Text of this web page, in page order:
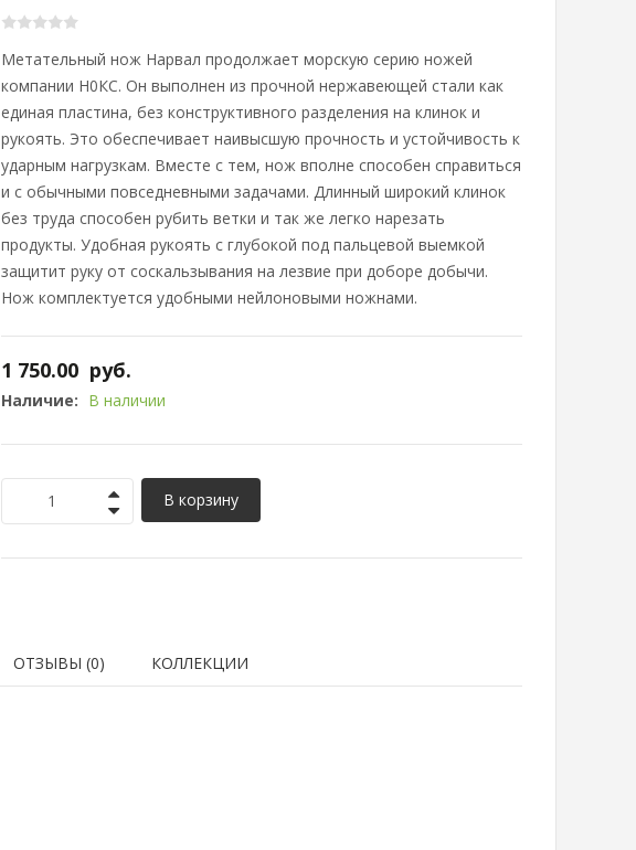
Метательный нож Нарвал продолжает морскую серию ножей
компании Н0КС. Он выполнен из прочной нержавеющей стали как
единая пластина, без конструктивного разделения на клинок и
рукоять. Это обеспечивает наивысшую прочность и устойчивость к
ударным нагрузкам. Вместе с тем, нож вполне способен справиться
и с обычными повседневными задачами. Длинный широкий клинок
без труда способен рубить ветки и так же легко нарезать
продукты. Удобная рукоять с глубокой под пальцевой выемкой
защитит руку от соскальзывания на лезвие при доборе добычи.
Нож комплектуется удобными нейлоновыми ножнами.
1 750.00 руб.
Наличие: В наличии
В корзину
ОТЗЫВЫ (0) КОЛЛЕКЦИИ